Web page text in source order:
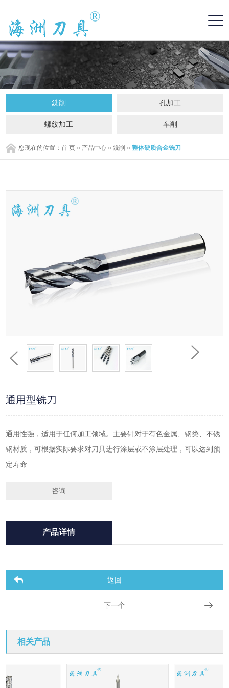
銑削 孔加工
螺纹加工 车削
您现在的位置：首 页 » 产品中心 »銑削 »整体硬质合金铣刀
通用型铣刀
通用性强，适用于任何加工领域。主要针对于有色金属、钢类、不锈
钢材质，可根据实际要求对刀具进行涂层或不涂层处理，可以达到预
定寿命
咨询
产品详情
返回
下一个
相关产品